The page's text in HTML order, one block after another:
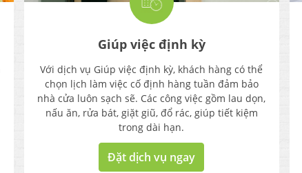
Giúp việc định kỳ
Với dịch vụ Giúp việc định kỳ, khách hàng có thể
chọn lịch làm việc cố định hàng tuần đảm bảo
nhà cửa luôn sạch sẽ. Các công việc gồm lau dọn,
nấu ăn, rửa bát, giặt giũ, đổ rác, giúp tiết kiệm
trong dài hạn.
Đặt dịch vụ ngay